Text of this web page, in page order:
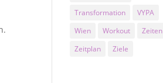
Transformation
VYPA
Wien
Workout
Zeiten
Zeitplan
Ziele